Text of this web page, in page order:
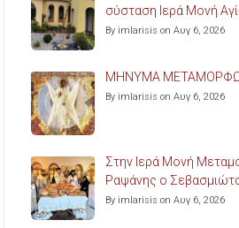
σύσταση Ιερά Μονή
By imlarisis on Αυγ 6, 2026
ΜΗΝΥΜΑ
By imlarisis on Αυγ 6, 2026
Στην Ιερά Μονή
Ραψάνης ο
By imlarisis on Αυγ 6, 2026